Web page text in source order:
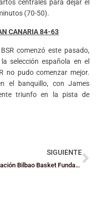
centrales para dejar el
(70-50).
CANARIA 84-63
comenzó este pasado,
selección española en el
no pudo comenzar mejor.
el banquillo, con James
triunfo en la pista de
SIGUIENTE
Fundación Bilbao Basket Fundazioa 1 se impone en el U17 3×3 masculino y femenino